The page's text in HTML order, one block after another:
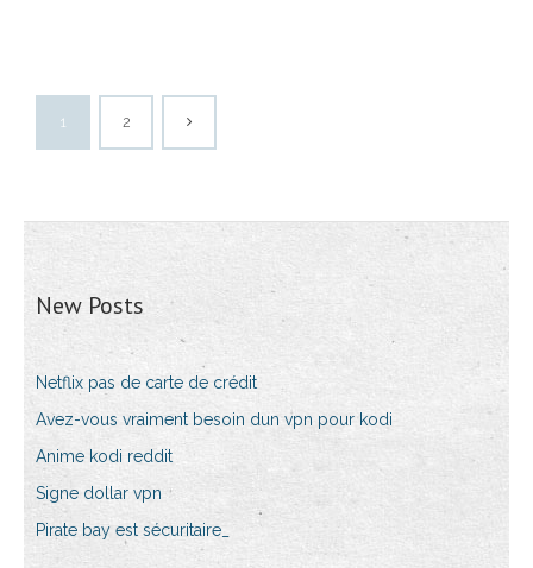
1 2
New Posts
Netflix pas de carte de crédit
Avez-vous vraiment besoin dun vpn pour kodi
Anime kodi reddit
Signe dollar vpn
Pirate bay est sécuritaire_